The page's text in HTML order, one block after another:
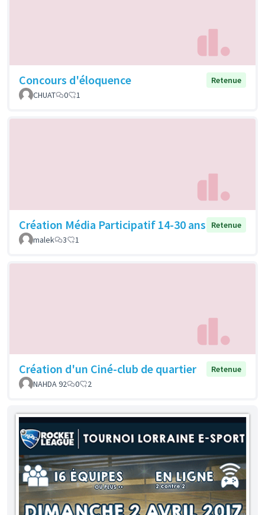
Concours d'éloquence
Retenue
CHUAT
0 1
Création Média Participatif 14-30 ans
Retenue
malek
3 1
Création d'un Ciné-club de quartier
Retenue
NAHDA 92
0 2